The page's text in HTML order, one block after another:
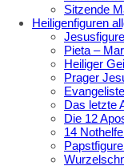
Sitzende
Heiligenfiguren
Pieta –
Heiliger
Prager
Das letzte
Die 12
14